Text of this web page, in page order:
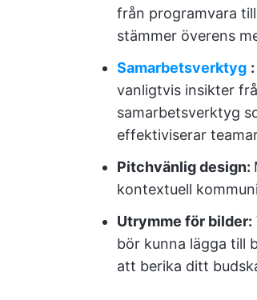
från programvara
stämmer överens
Samarbetsverktyg :
vanligtvis insikter
samarbetsverktyg
effektiviserar
Pitchvänlig design:
kontextuell
Utrymme för bilder:
bör kunna lägga till
att berika ditt